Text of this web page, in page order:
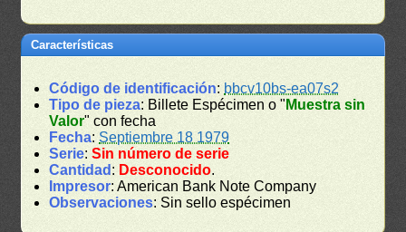
Características
Código de identificación: bbcv10bs-ea07s2
Tipo de pieza: Billete Espécimen o " Muestra sin
Valor" con fecha
Fecha: Septiembre 18 1979
Serie:Sin número de serie
Cantidad : Desconocido.
Impresor: American Bank Note Company
Observaciones: Sin sello espécimen